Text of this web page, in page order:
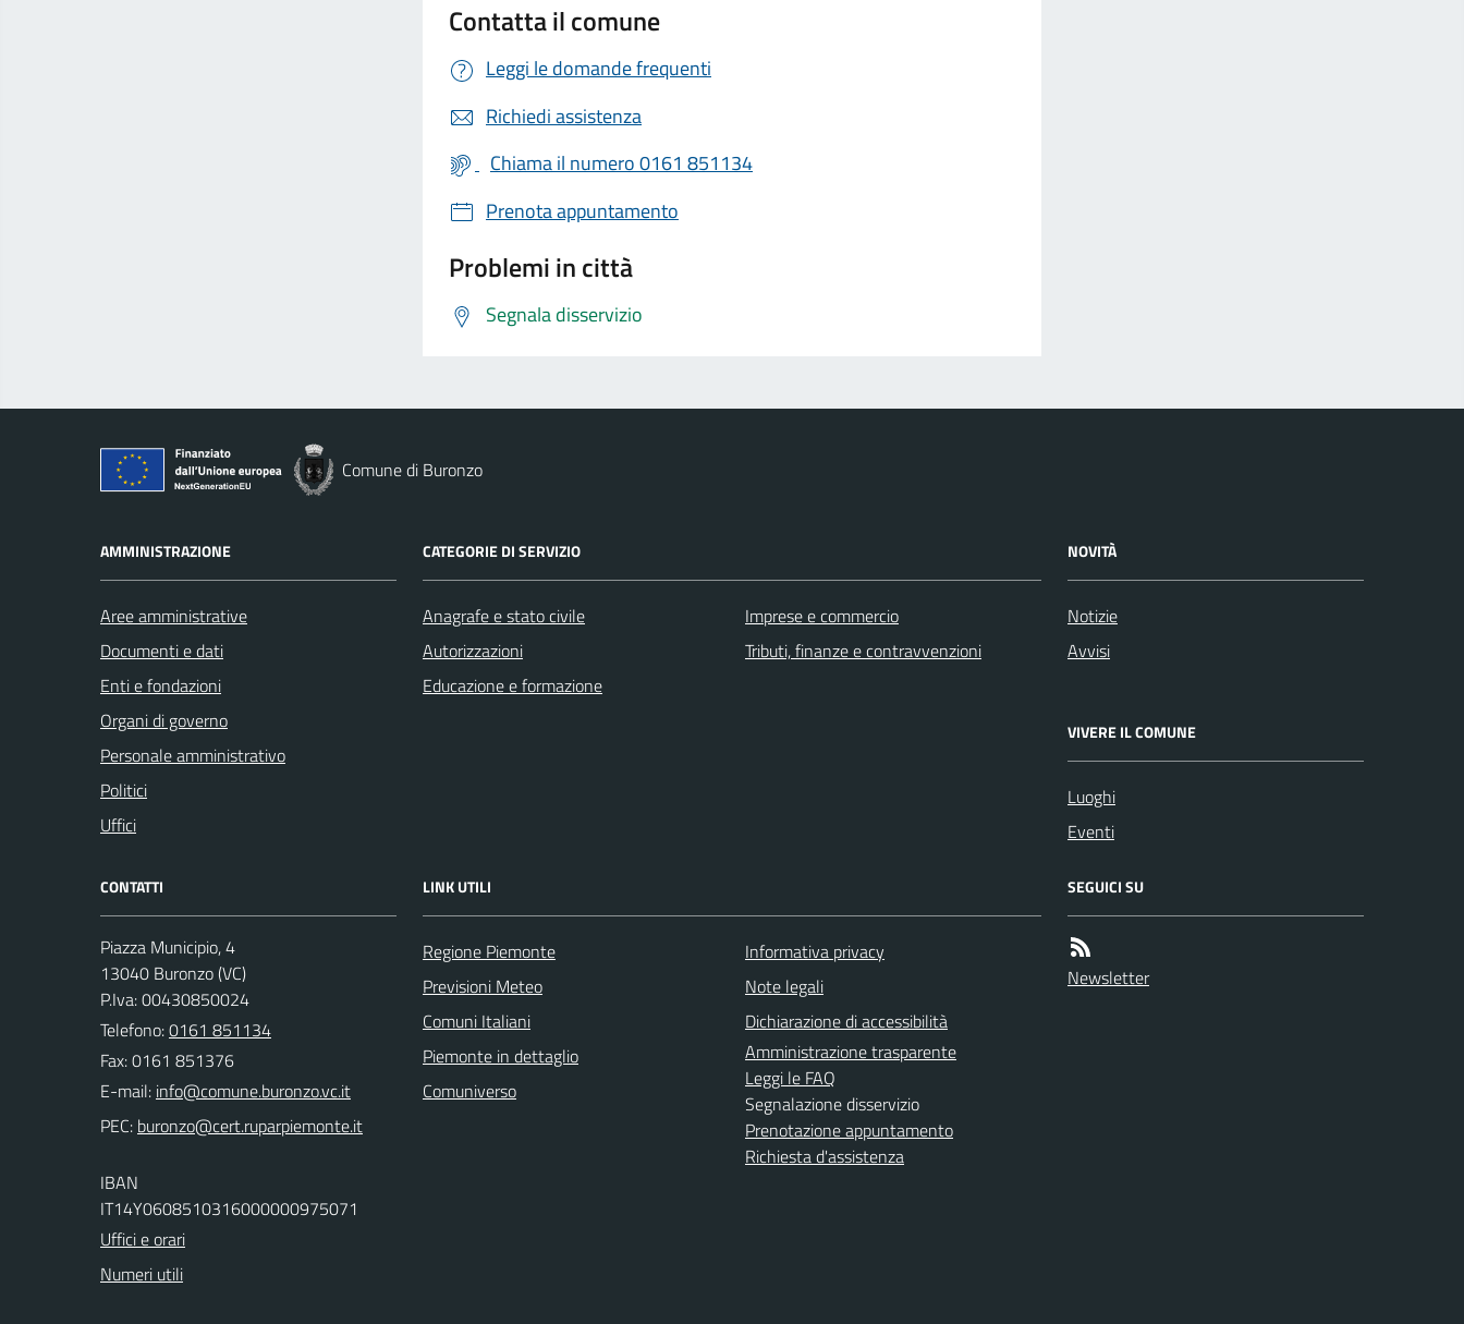
Contatta il comune
Leggi le domande frequenti
Richiedi assistenza
Chiama il numero 0161 851134
Prenota appuntamento
Problemi in città
Segnala disservizio
Comune di Buronzo
AMMINISTRAZIONE
Aree amministrative
Documenti e dati
Enti e fondazioni
Organi di governo
Personale amministrativo
Politici
Uffici
CATEGORIE DI SERVIZIO
Anagrafe e stato civile
Autorizzazioni
Educazione e formazione
Imprese e commercio
Tributi, finanze e contravvenzioni
NOVITÀ
Notizie
Avvisi
VIVERE IL COMUNE
Luoghi
Eventi
CONTATTI
Piazza Municipio, 4
13040 Buronzo (VC)
P.Iva: 00430850024
Telefono:0161 851134
Fax: 0161 851376
E-mail:
PEC:
IBAN
IT14Y0608510316000000975071
Uffici e orari
Numeri utili
LINK UTILI
Regione Piemonte
Previsioni Meteo
Comuni Italiani
Piemonte in dettaglio
Comuniverso
Informativa privacy
Note legali
Dichiarazione di accessibilità
Amministrazione trasparente
Leggi le FAQ
Segnalazione disservizio
Prenotazione appuntamento
Richiesta d'assistenza
SEGUICI SU
Newsletter